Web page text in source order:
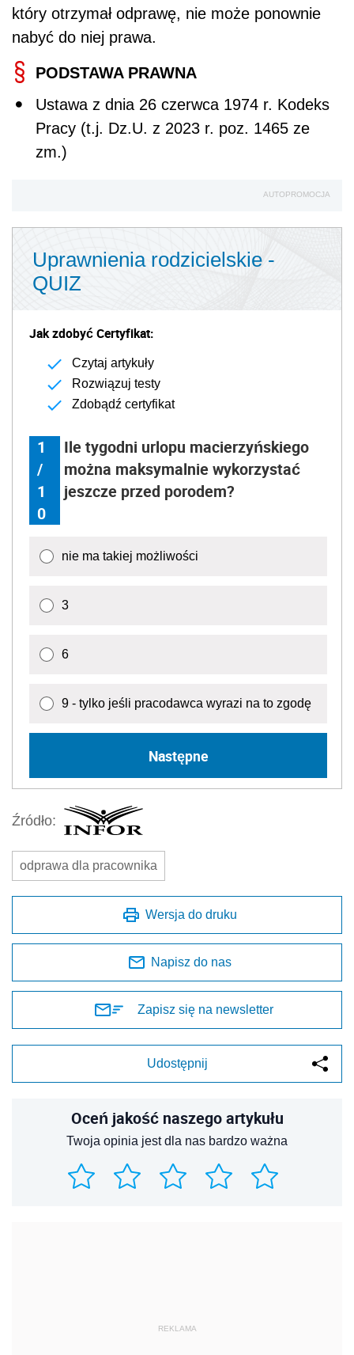
który otrzymał odprawę, nie może ponownie
nabyć do niej prawa.
PODSTAWA PRAWNA
Ustawa z dnia 26 czerwca 1974 r. Kodeks
Pracy (t.j. Dz.U. z 2023 r. poz. 1465 ze
zm.)
AUTOPROMOCJA
Uprawnienia rodzicielskie -
QUIZ
Jak zdobyć Certyfikat:
Czytaj artykuły
Rozwiązuj testy
Zdobądź certyfikat
1
/
1
0
Ile tygodni urlopu macierzyńskiego
można maksymalnie wykorzystać
jeszcze przed porodem?
nie ma takiej możliwości
3
6
9 - tylko jeśli pracodawca wyrazi na to zgodę
Następne
Źródło:
odprawa dla pracownika
Wersja do druku
Napisz do nas
Zapisz się na newsletter
Udostępnij
Oceń jakość naszego artykułu
Twoja opinia jest dla nas bardzo ważna
REKLAMA